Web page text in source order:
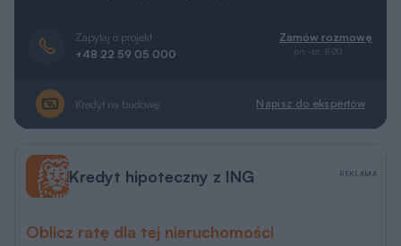
Zapytaj o projekt
+48 22 59 05 000
Zamów rozmowę
pn.-pt. 8-20
Kredyt na budowę Napisz do ekspertów
Kredyt hipoteczny z ING
Oblicz ratę dla tej nieruchomości
REKLAMA